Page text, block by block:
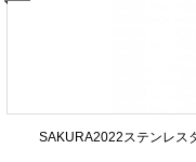
SAKURA2022ステンレス